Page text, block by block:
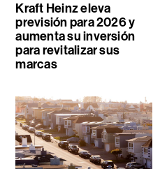
Kraft Heinz eleva
previsión para 2026 y
aumenta su inversión
para revitalizar sus
marcas